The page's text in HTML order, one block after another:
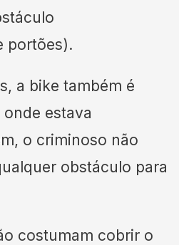
portões).
a bike também é
estava
o criminoso não
obstáculo para
costumam cobrir o